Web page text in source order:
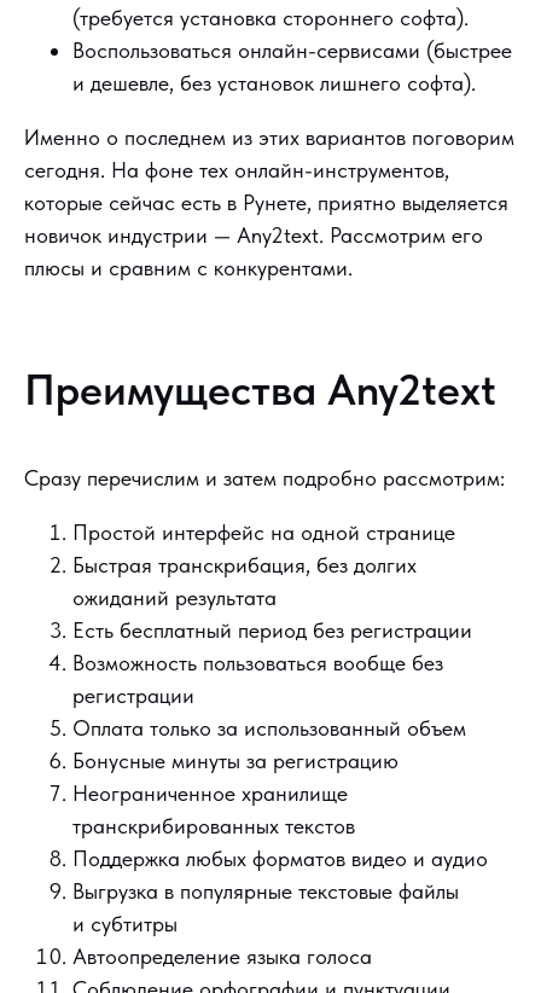
(требуется установка стороннего софта).
Воспользоваться онлайн-сервисами (быстрее
и дешевле, без установок лишнего софта).
Именно о последнем из этих вариантов поговорим
сегодня. На фоне тех онлайн-инструментов,
которые сейчас есть в Рунете, приятно выделяется
новичок индустрии — Any2text. Рассмотрим его
плюсы и сравним с конкурентами.
Преимущества Any2text
Сразу перечислим и затем подробно рассмотрим:
Простой интерфейс на одной странице
Быстрая транскрибация, без долгих
ожиданий результата
Есть бесплатный период без регистрации
Возможность пользоваться вообще без
регистрации
Оплата только за использованный объем
Бонусные минуты за регистрацию
Неограниченное хранилище
транскрибированных текстов
Поддержка любых форматов видео и аудио
Выгрузка в популярные текстовые файлы
и субтитры
Автоопределение языка голоса